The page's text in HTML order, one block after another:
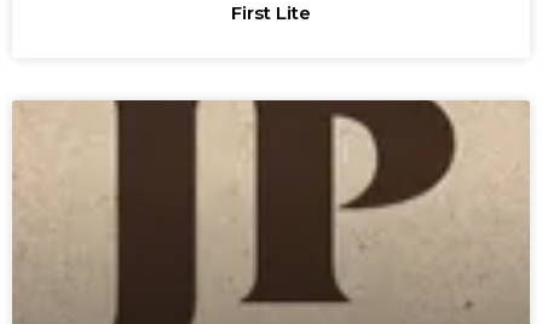
First Lite